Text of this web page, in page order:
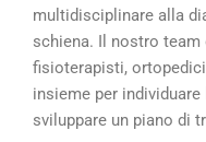
multidisciplinare alla
schiena. Il nostro
fisioterapisti,
insieme per
sviluppare un piano di